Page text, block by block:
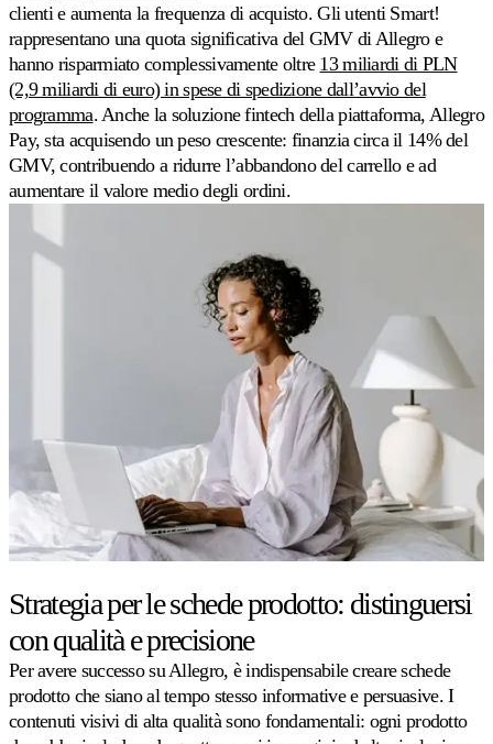
Velocity
pricing
Prezzi
calibrati
sulla
velocità
di
vendita.
personalizzate
Costruisca
Amazon
la
Buy
su
ogni
marketplace
Amazon.
eBay
Rimanga
clienti e aumenta la frequenza di acquisto. Gli utenti Smart!
rappresentano una quota significativa del GMV di Allegro e
hanno risparmiato complessivamente oltre 13 miliardi di PLN
(2,9 miliardi di euro) in spese di spedizione dall’avvio del
programma. Anche la soluzione fintech della piattaforma, Allegro
Pay, sta acquisendo un peso crescente: finanzia circa il 14% del
GMV, contribuendo a ridurre l’abbandono del carrello e ad
aumentare il valore medio degli ordini.
Strategia per le schede prodotto: distinguersi
con qualità e precisione
Per avere successo su Allegro, è indispensabile creare schede
prodotto che siano al tempo stesso informative e persuasive. I
contenuti visivi di alta qualità sono fondamentali: ogni prodotto